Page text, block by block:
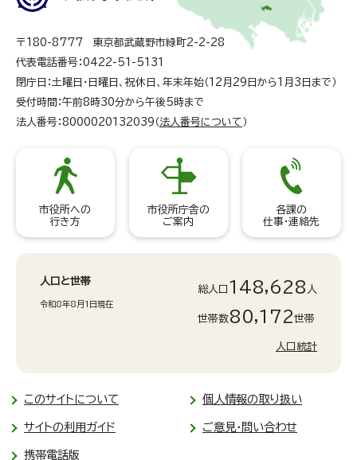
〒180-8777 東京都武蔵野市緑町2-2-28
代表電話番号：0422-51-5131
閉庁日：土曜日・日曜日、祝休日、年末年始（12月29日から1月3日まで）
受付時間：午前8時30分から午後5時まで
法人番号：8000020132039（ 法人番号について ）
市役所への
行き方
市役所庁舎の
ご案内
各課の
仕事・連絡先
人口と世帯
令和8年8月1日現在
総人口 148,628 人
世帯数80,172世帯
人口統計
このサイトについて 個人情報の取り扱い
サイトの利用ガイド ご意見・問い合わせ
携帯電話版